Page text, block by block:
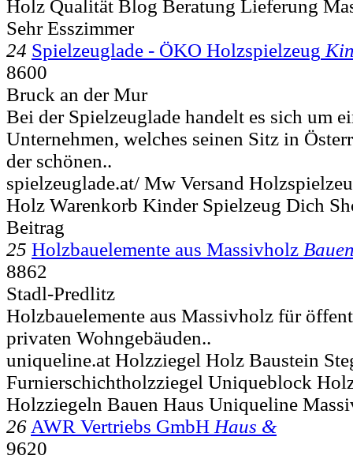
Holz Qualität Blog Beratung Lieferung
Sehr Esszimmer
24 Spielzeuglade - ÖKO Holzspielzeug
8600
Bruck an der Mur
Bei der Spielzeuglade handelt es sich um
Unternehmen, welches seinen Sitz in
der schönen..
spielzeuglade.at/ Mw Versand
Holz Warenkorb Kinder Spielzeug Dich
Beitrag
25 Holzbauelemente aus Massivholz
8862
Stadl-Predlitz
Holzbauelemente aus Massivholz für
privaten Wohngebäuden..
uniqueline.at Holzziegel Holz Baustein
Furnierschichtholzziegel Uniqueblock
Holzziegeln Bauen Haus Uniqueline
26 AWR Vertriebs GmbH Haus &
9620